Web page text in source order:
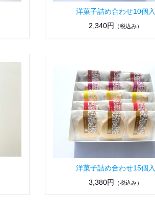
洋菓子詰め合わせ10個入
2,340円
（税込み）
洋菓子詰め合わせ15個入
3,380円
（税込み）